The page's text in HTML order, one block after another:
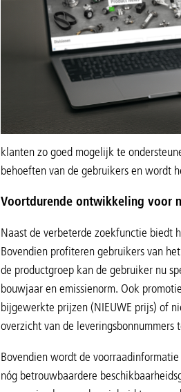
klanten zo goed mogelijk te
behoeften van de gebruikers en wordt
Voortdurende ontwikkeling voor
Naast de verbeterde zoekfunctie biedt
Bovendien profiteren gebruikers van
de productgroep kan de gebruiker nu
bouwjaar en emissienorm. Ook
bijgewerkte prijzen (NIEUWE prijs) of
overzicht van de
Bovendien wordt de
nóg betrouwbaardere